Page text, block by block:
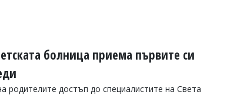
болница приема първите си
родителите достъп до специалистите на Света